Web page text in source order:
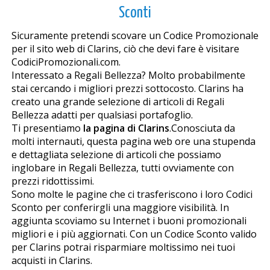
Sconti
Sicuramente pretendi scovare un Codice Promozionale
per il sito web di Clarins, ciò che devi fare è visitare
CodiciPromozionali.com.
Interessato a Regali Bellezza? Molto probabilmente
stai cercando i migliori prezzi sottocosto. Clarins ha
creato una grande selezione di articoli di Regali
Bellezza adatti per qualsiasi portafoglio.
Ti presentiamo la pagina di Clarins.Conosciuta da
molti internauti, questa pagina web offre una stupenda
e dettagliata selezione di articoli che possiamo
inglobare in Regali Bellezza, tutti ovviamente con
prezzi ridottissimi.
Sono molte le pagine che ci trasferiscono i loro Codici
Sconto per conferirgli una maggiore visibilità. In
aggiunta scoviamo su Internet i buoni promozionali
migliori e i più aggiornati. Con un Codice Sconto valido
per Clarins potrai risparmiare moltissimo nei tuoi
acquisti in Clarins.